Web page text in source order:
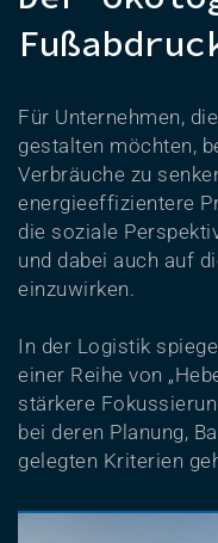
Für Unternehmen,
gestalten möchten,
Verbräuche zu
energieeffizientere
die soziale
und dabei auch auf
einzuwirken.
In der Logistik
einer Reihe von
stärkere
bei deren Planung,
gelegten Kriterien